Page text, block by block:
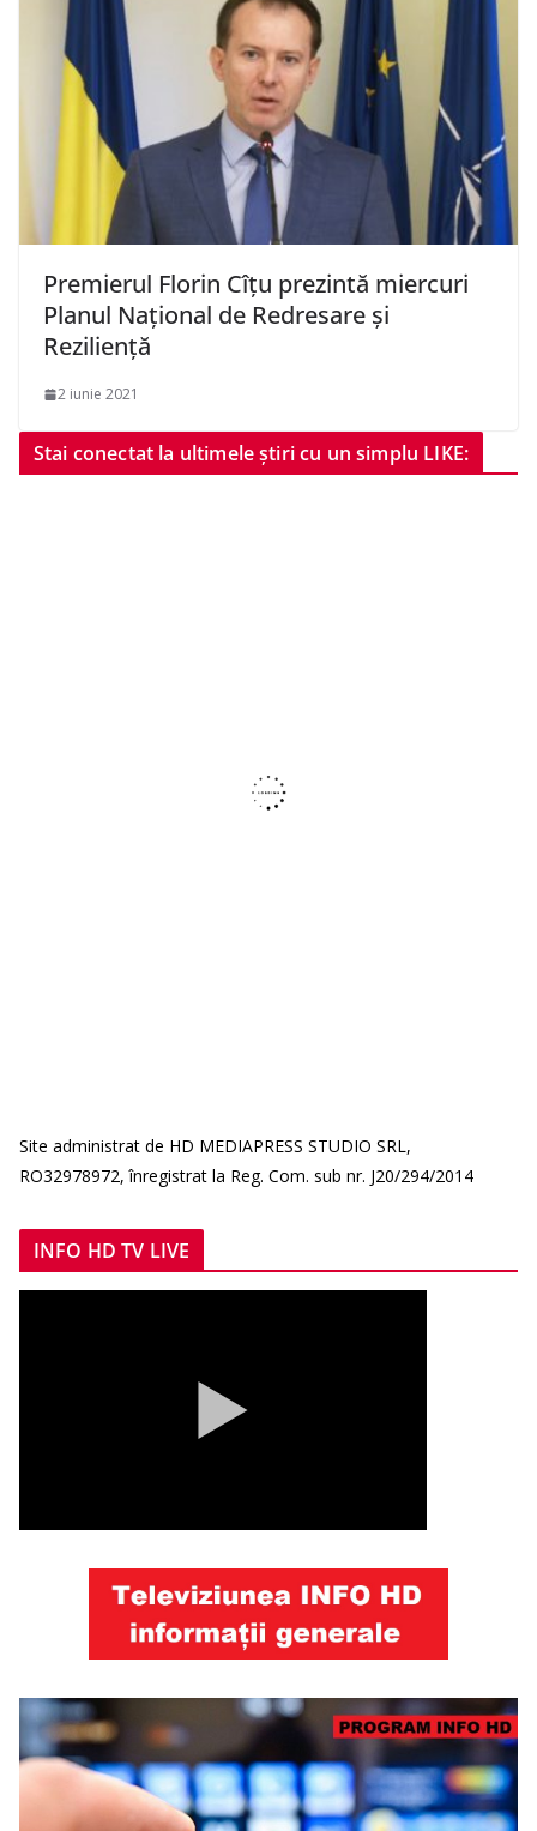
Premierul Florin Cîţu prezintă miercuri
Planul Naţional de Redresare şi
Rezilienţă
2 iunie 2021
Stai conectat la ultimele știri cu un simplu LIKE:
Site administrat de HD MEDIAPRESS STUDIO SRL,
RO32978972, înregistrat la Reg. Com. sub nr. J20/294/2014
INFO HD TV LIVE